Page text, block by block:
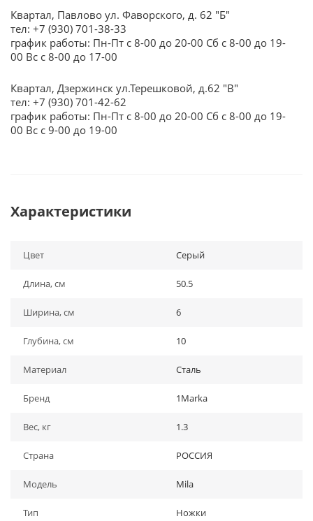
Квартал, Павлово ул. Фаворского, д. 62 "Б"
тел: +7 (930) 701-38-33
график работы: Пн-Пт с 8-00 до 20-00 Сб с 8-00 до 19-
00 Вс с 8-00 до 17-00
Квартал, Дзержинск ул.Терешковой, д.62 "В"
тел: +7 (930) 701-42-62
график работы: Пн-Пт с 8-00 до 20-00 Сб с 8-00 до 19-
00 Вс с 9-00 до 19-00
Характеристики
Цвет Серый
Длина, см 50.5
Ширина, см 6
Глубина, см 10
Материал Сталь
Бренд 1Marka
Вес, кг 1.3
Страна РОССИЯ
Модель Mila
Тип Ножки